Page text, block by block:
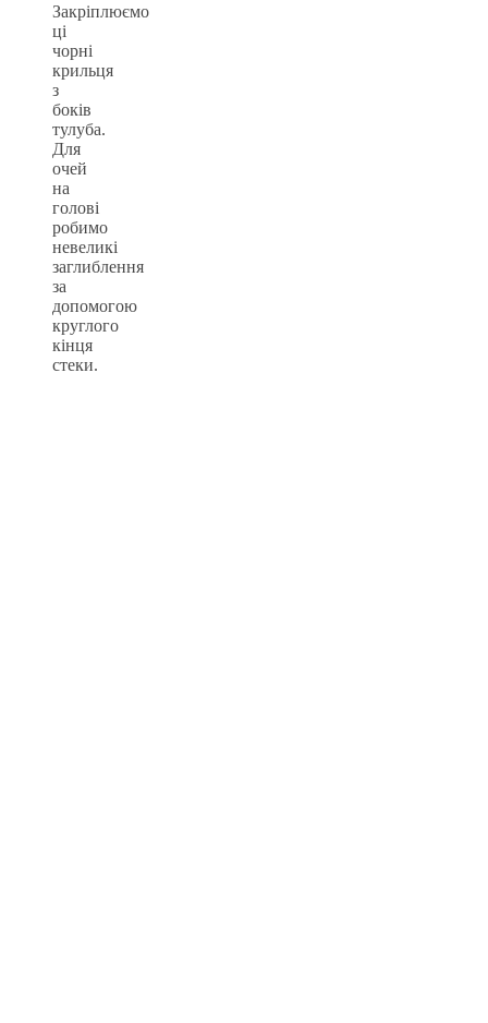
Закріплюємо
ці
чорні
крильця
з
боків
тулуба.
Для
очей
на
голові
робимо
невеликі
заглиблення
за
допомогою
круглого
кінця
стеки.